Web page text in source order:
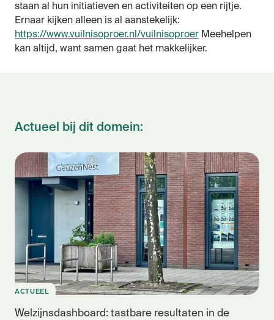
staan al hun initiatieven en activiteiten op een rijtje.
Ernaar kijken alleen is al aanstekelijk:
https://www.vuilnisoproer.nl/vuilnisoproerMeehelpen
kan altijd, want samen gaat het makkelijker.
Actueel bij dit domein:
ACTUEEL
Welzijnsdashboard: tastbare resultaten in de